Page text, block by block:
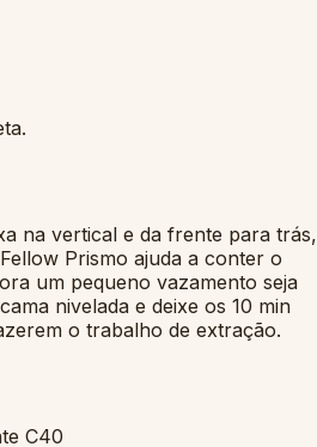
na vertical e da frente para trás,
Prismo ajuda a conter o
um pequeno vazamento seja
nivelada e deixe os 10 min
o trabalho de extração.
C40